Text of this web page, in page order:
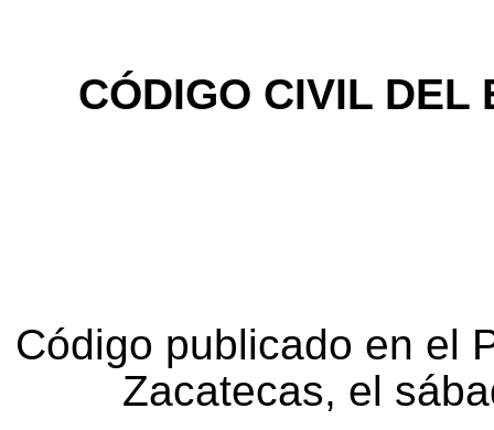
CÓDIGO CIVIL DEL
Código publicado en el
Zacatecas, el